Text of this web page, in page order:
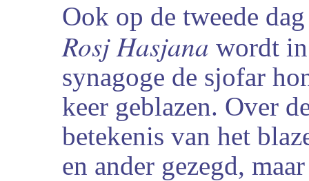
Ook op de tweede
Rosj Hasjana wordt
synagoge de sjofar
keer geblazen. Over
betekenis van het
en ander gezegd,